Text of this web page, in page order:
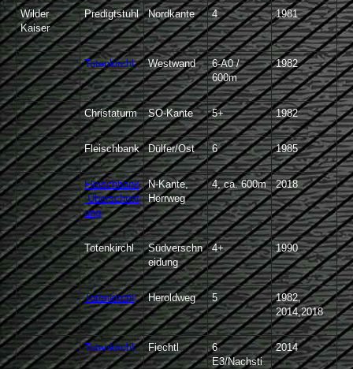
Wilder
Kaiser
Predigtstuhl Nordkante 4 1981
Totenkirchl Westwand
6-A0 /
600m
1982
Christaturm SO-Kante 5+ 1982
Fleischbank Dülfer/Ost 6 1985
Fleischbank
-Überschreit
ung
N-Kante,
Herrweg
4, ca. 600m 2018
Totenkirchl
Südverschn
eidung
4+ 1990
Totenkirchl Heroldweg 5
1982,
2014,2018
Totenkirchl Fiechtl
6
E3/Nachsti
2014